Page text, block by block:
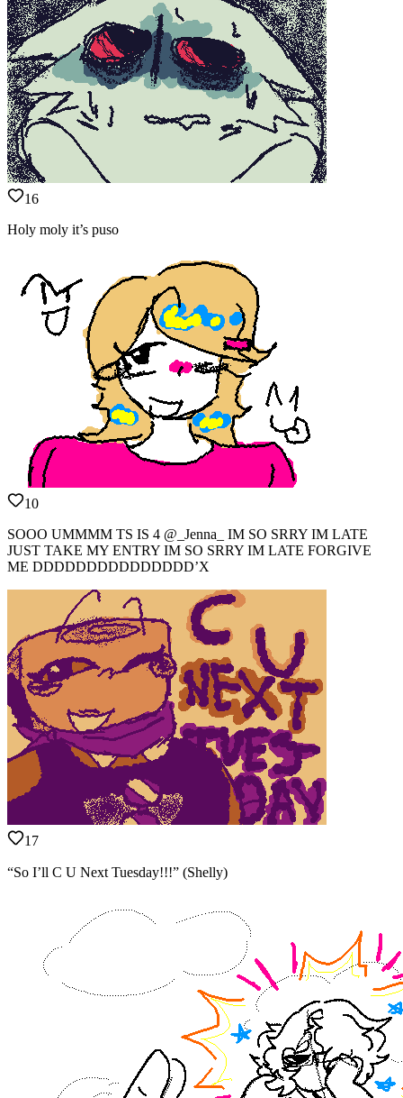
16
Holy moly it’s puso
10
SOOO UMMMM TS IS 4 @_Jenna_ IM SO SRRY IM LATE
JUST TAKE MY ENTRY IM SO SRRY IM LATE FORGIVE
ME DDDDDDDDDDDDDDD’X
17
“So I’ll C U Next Tuesday!!!” (Shelly)